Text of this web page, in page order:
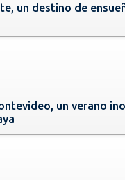
un destino de
un verano